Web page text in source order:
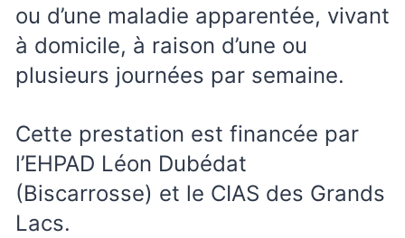
ou d’une maladie apparentée, vivant
à domicile, à raison d’une ou
plusieurs journées par semaine.
Cette prestation est financée par
l’EHPAD Léon Dubédat
(Biscarrosse) et le CIAS des Grands
Lacs.